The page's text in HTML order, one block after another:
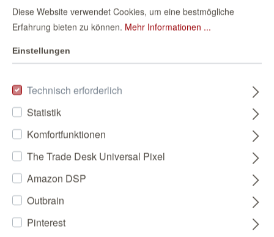
Diese Website verwendet Cookies, um eine bestmögliche
Erfahrung bieten zu können. Mehr Informationen ...
Einstellungen
Technisch erforderlich
Statistik
Komfortfunktionen
The Trade Desk Universal Pixel
Amazon DSP
Outbrain
Pinterest